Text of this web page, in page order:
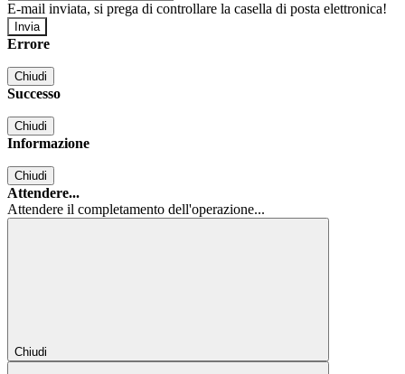
E-mail inviata, si prega di controllare la casella di posta elettronica!
Errore
Chiudi
Successo
Chiudi
Informazione
Chiudi
Attendere...
Attendere il completamento dell'operazione...
Chiudi